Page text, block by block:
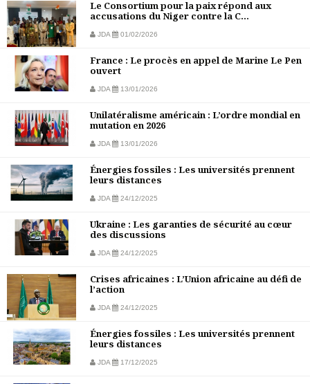
Le Consortium pour la paix répond aux
accusations du Niger contre la C...
JDA 01/02/2026
France : Le procès en appel de Marine Le Pen
ouvert
JDA 13/01/2026
Unilatéralisme américain : L’ordre mondial en
mutation en 2026
JDA 13/01/2026
Énergies fossiles : Les universités prennent
leurs distances
JDA 24/12/2025
Ukraine : Les garanties de sécurité au cœur
des discussions
JDA 24/12/2025
Crises africaines : L’Union africaine au défi de
l’action
JDA 24/12/2025
Énergies fossiles : Les universités prennent
leurs distances
JDA 17/12/2025